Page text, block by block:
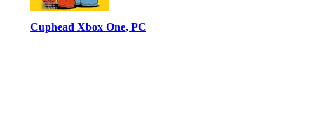
Cuphead Xbox One, PC